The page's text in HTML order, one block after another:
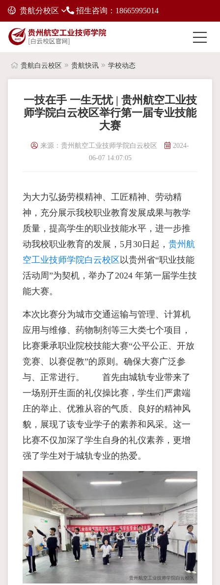
贵航分校区 招生咨询：18665995014
贵航白云校区 贵航快讯 学校动态
一技在手 一生无忧 | 贵州航空工业技
师学院白云校区举行第一届专业技能
大赛
来源：贵州航空工业技师学院白云校区
2024-
06-07 14:07:05
为大力弘扬劳模精神、工匠精神、劳动精
神，充分展示我校职业教育发展成果与教学
质量，提高学生的职业技能水平，进一步推
动我校职业教育的发展，5月30日起， 贵州航
空工业技师学院白云校区 以贵州省“职业技能
活动周”为契机，举办了2024 年第一届学生技
能大赛。
本次比赛分为城市交通运输与管理、计算机
应用与维修、药物制剂等三大类七个项目，
比赛秉承职业院校技能大赛“公平公正、开放
竞赛、以赛促教”的原则。确保大赛广泛参
与、正常进行。 首先由城轨专业带来了
一场别开生面的礼仪操比赛，学生们严肃端
庄的举止、优雅从容的气质、良好的精神风
貌，展现了该专业学子的素养和风采。这一
比赛不仅加深了学生自身的礼仪素养，更增
强了学生对于城轨专业的热爱。